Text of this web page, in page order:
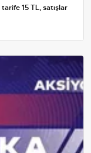
15 TL, satışlar